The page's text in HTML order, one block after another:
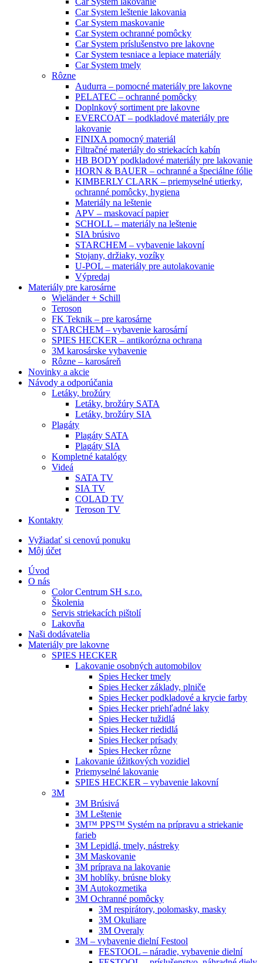
Car System leštenie lakovania
Car System maskovanie
Car System ochranné pomôcky
Car System príslušenstvo pre lakovne
Car System tesniace a lepiace materiály
Car System tmely
Rôzne
Audurra – pomocné materiály pre lakovne
PELATEC – ochranné pomôcky
Doplnkový sortiment pre lakovne
EVERCOAT – podkladové materiály pre
lakovanie
FINIXA pomocný materiál
Filtračné materiály do striekacích kabín
HB BODY podkladové materiály pre lakovanie
HORN & BAUER – ochranné a špeciálne fólie
KIMBERLY CLARK – priemyselné utierky,
ochranné pomôcky, hygiena
Materiály na leštenie
APV – maskovací papier
SCHOLL – materiály na leštenie
SIA brúsivo
STARCHEM – vybavenie lakovní
Stojany, držiaky, vozíky
U-POL – materiály pre autolakovanie
Výpredaj
Materiály pre karosárne
Wieländer + Schill
Teroson
FK Teknik – pre karosárne
STARCHEM – vybavenie karosární
SPIES HECKER – antikorózna ochrana
3M karosárske vybavenie
Rôzne – karosáreň
Novinky a akcie
Návody a odporúčania
Letáky, brožúry
Letáky, brožúry SATA
Letáky, brožúry SIA
Plagáty
Plagáty SATA
Plagáty SIA
Kompletné katalógy
Videá
SATA TV
SIA TV
COLAD TV
Teroson TV
Kontakty
Vyžiadať si cenovú ponuku
Môj účet
Úvod
O nás
Color Centrum SH s.r.o.
Školenia
Servis striekacích pištolí
Lakovňa
Naši dodávatelia
Materiály pre lakovne
SPIES HECKER
Lakovanie osobných automobilov
Spies Hecker tmely
Spies Hecker základy, plniče
Spies Hecker podkladové a krycie farby
Spies Hecker priehľadné laky
Spies Hecker tužidlá
Spies Hecker riedidlá
Spies Hecker prísady
Spies Hecker rôzne
Lakovanie úžitkových vozidiel
Priemyselné lakovanie
SPIES HECKER – vybavenie lakovní
3M
3M Brúsivá
3M Leštenie
3M™ PPS™ Systém na prípravu a striekanie
farieb
3M Lepidlá, tmely, nástreky
3M Maskovanie
3M príprava na lakovanie
3M hoblíky, brúsne bloky
3M Autokozmetika
3M Ochranné pomôcky
3M respirátory, polomasky, masky
3M Okuliare
3M Overaly
3M – vybavenie dielní Festool
FESTOOL – náradie, vybavenie dielní